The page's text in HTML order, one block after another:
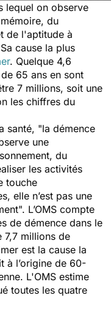
lequel on observe
du
de l'aptitude à
cause la plus
. Quelque 4,6
65 ans en sont
7 millions, soit une
les chiffres du
santé, "la démence
une
du
les activités
touche
elle n’est pas une
L’OMS compte
de démence dans le
7,7 millions de
est la cause la
à l’origine de 60-
L'OMS estime
toutes les quatre